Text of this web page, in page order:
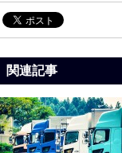
関連記事